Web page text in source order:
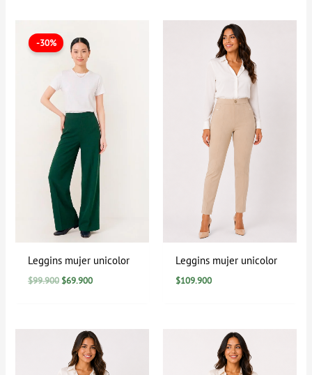
-30%
Leggins mujer unicolor
$99.900
precio
original
era:
$99.900.
$69.900
Leggins mujer unicolor
$109.900